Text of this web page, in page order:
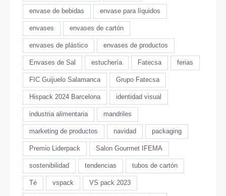
envase de bebidas envase para líquidos
envases envases de cartón
envases de plástico envases de productos
Envases de Sal estuchería Fatecsa ferias
FIC Guijuelo Salamanca Grupo Fatecsa
Hispack 2024 Barcelona identidad visual
industria alimentaria mandriles
marketing de productos navidad packaging
Premio Liderpack Salon Gourmet IFEMA
sostenibilidad tendencias tubos de cartón
Té vspack VS pack 2023